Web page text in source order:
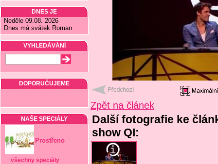
DNES JE
Neděle 09.08. 2026
Dnes má svátek Roman
VYHLEDÁVÁNÍ
DOPORUČUJEME
NAŠE SPECIÁLY
Prostřeno
všechny speciály
Zpět na článek
Další fotografie ke
show QI: